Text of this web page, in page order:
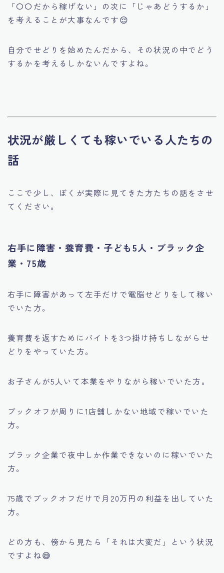
「〇〇だから稼げない」の次に「じゃあどうするか」
を考えることが大事なんです😌
自分でせどりを始めたんだから、その状況の中でどう
するかを考えるしかないんですよね。
状況が厳しくても稼いでいる人たちの
話
ここで少し、ぼくが実際に見てきた方たちの話をさせ
てください。
右手に障害・養育費・子ども5人・ブラック企
業・75歳
右手に障害があって左手だけで電脳せどりをして稼い
でいた方。
養育費を返すためにバイトを3つ掛け持ちしながらせ
どりをやっていた方。
お子さんが5人いて本業をやりながら稼いでいた方。
ブックオフが周りに1店舗しかない地域で稼いでいた
方。
ブラック企業で夜中しか作業できないのに稼いでいた
方。
75歳でブックオフだけで月20万円の利益を出していた
方。
どの方も、傍から見たら「それは大変だ」という状況
ですよね😅